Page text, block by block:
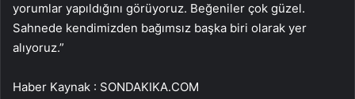
yorumlar yapıldığını görüyoruz. Beğeniler çok güzel.
Sahnede kendimizden bağımsız başka biri olarak yer
alıyoruz.”
Haber Kaynak : SONDAKIKA.COM